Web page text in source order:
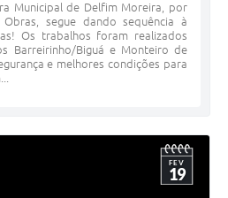
Municipal de Delfim Moreira, por
segue dando sequência à
Os trabalhos foram realizados
Barreirinho/Biguá e Monteiro de
e melhores condições para
FEV
19